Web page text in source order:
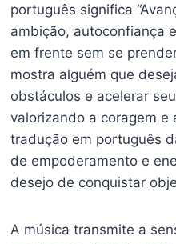
português significa
ambição, autoconfiança
em frente sem se
mostra alguém que
obstáculos e acelerar
valorizando a coragem e
tradução em português
de empoderamento e
desejo de conquistar
A música transmite a